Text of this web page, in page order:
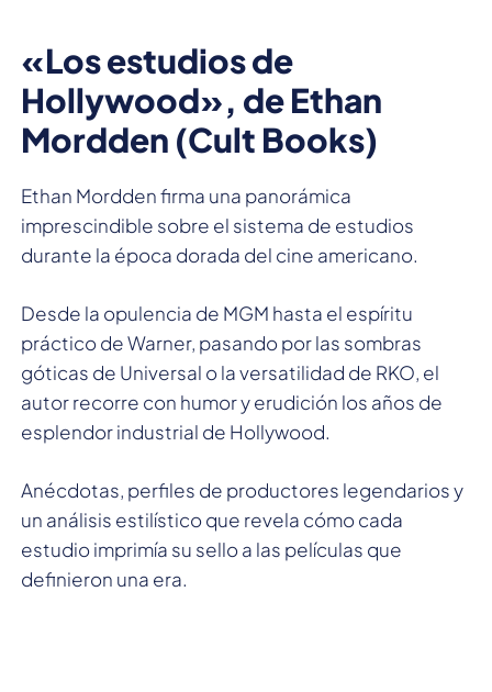
«Los estudios de
Hollywood», de Ethan
Mordden (Cult Books)
Ethan Mordden firma una panorámica
imprescindible sobre el sistema de estudios
durante la época dorada del cine americano.
Desde la opulencia de MGM hasta el espíritu
práctico de Warner, pasando por las sombras
góticas de Universal o la versatilidad de RKO, el
autor recorre con humor y erudición los años de
esplendor industrial de Hollywood.
Anécdotas, perfiles de productores legendarios y
un análisis estilístico que revela cómo cada
estudio imprimía su sello a las películas que
definieron una era.